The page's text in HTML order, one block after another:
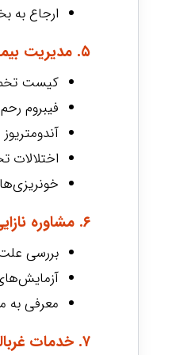
ارجاع به
۵. مدیریت بیماری‌های شایع زنان
کیست
فیبروم رحم
آندومتریوز
اختلالات
۶. مشاوره نازایی و بررسی اولیه
بررسی علت
معرفی به
۷. خدمات غربالگری و پیشگیری